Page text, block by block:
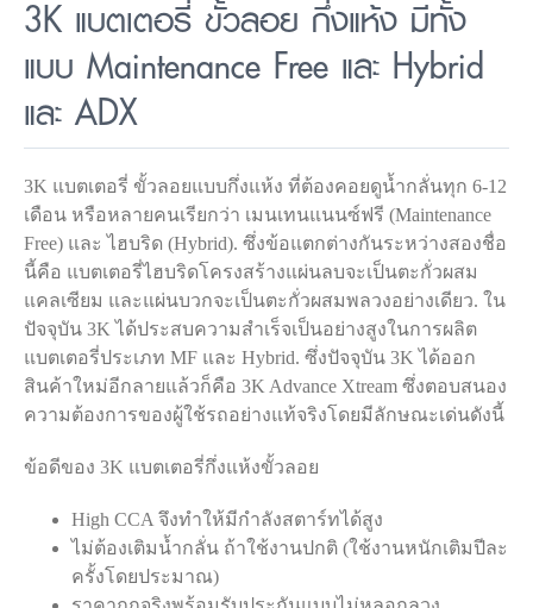
3K แบตเตอรี่ ขั้วลอย กึ่งแห้ง มีทั้ง
แบบ Maintenance Free และ Hybrid
และ ADX
3K แบตเตอรี่ ขั้วลอยแบบกึ่งแห้ง ที่ต้องคอยดูน้ำกลั่นทุก 6-12
เดือน หรือหลายคนเรียกว่า เมนเทนแนนซ์ฟรี (Maintenance
Free) และ ไฮบริด (Hybrid). ซึ่งข้อแตกต่างกันระหว่างสองชื่อ
นี้คือ แบตเตอรี่ไฮบริดโครงสร้างแผ่นลบจะเป็นตะกั่วผสม
แคลเซียม และแผ่นบวกจะเป็นตะกั่วผสมพลวงอย่างเดียว. ใน
ปัจจุบัน 3K ได้ประสบความสำเร็จเป็นอย่างสูงในการผลิต
แบตเตอรี่ประเภท MF และ Hybrid. ซึ่งปัจจุบัน 3K ได้ออก
สินค้าใหม่อีกลายแล้วก็คือ 3K Advance Xtream ซึ่งตอบสนอง
ความต้องการของผู้ใช้รถอย่างแท้จริงโดยมีลักษณะเด่นดังนี้
ข้อดีของ 3K แบตเตอรี่กึ่งแห้งขั้วลอย
High CCA จึงทำให้มีกำลังสตาร์ทได้สูง
ไม่ต้องเติมน้ำกลั่น ถ้าใช้งานปกติ (ใช้งานหนักเติมปีละ
ครั้งโดยประมาณ)